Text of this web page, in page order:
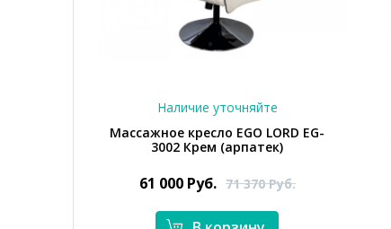
Наличие уточняйте
Массажное кресло EGO LORD EG-
3002 Крем (арпатек)
61 000 Руб. 71 370Руб.